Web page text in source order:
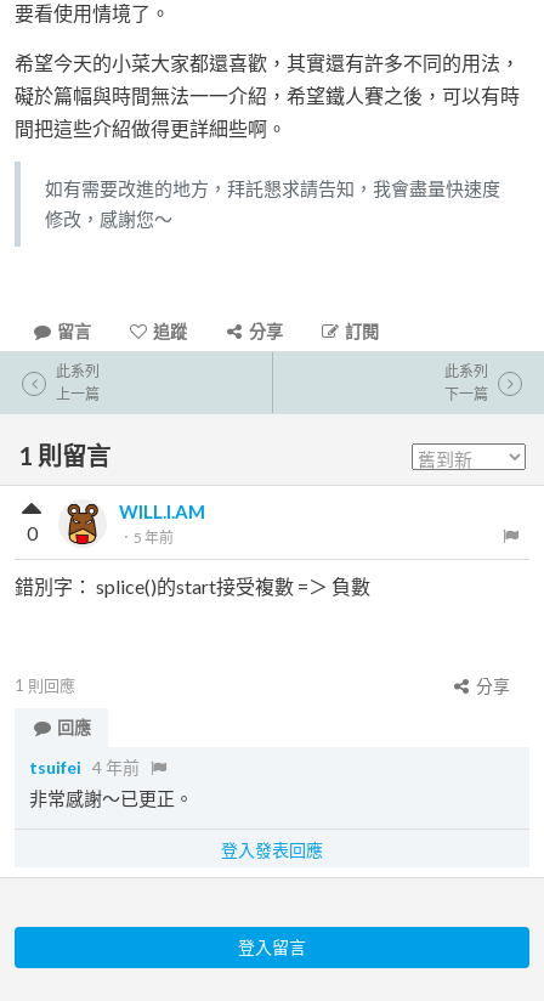
要看使用情境了。
希望今天的小菜大家都還喜歡，其實還有許多不同的用法，
礙於篇幅與時間無法一一介紹，希望鐵人賽之後，可以有時
間把這些介紹做得更詳細些啊。
如有需要改進的地方，拜託懇求請告知，我會盡量快速度
修改，感謝您～
留言 追蹤 分享 訂閱
此系列
上一篇
此系列
下一篇
1 則留言
WILL.I.AM
． 5 年前
0
錯別字： splice()的start接受複數 =＞ 負數
1 則回應
分享
回應
tsuifei 4 年前
非常感謝～已更正。
登入發表回應
登入留言